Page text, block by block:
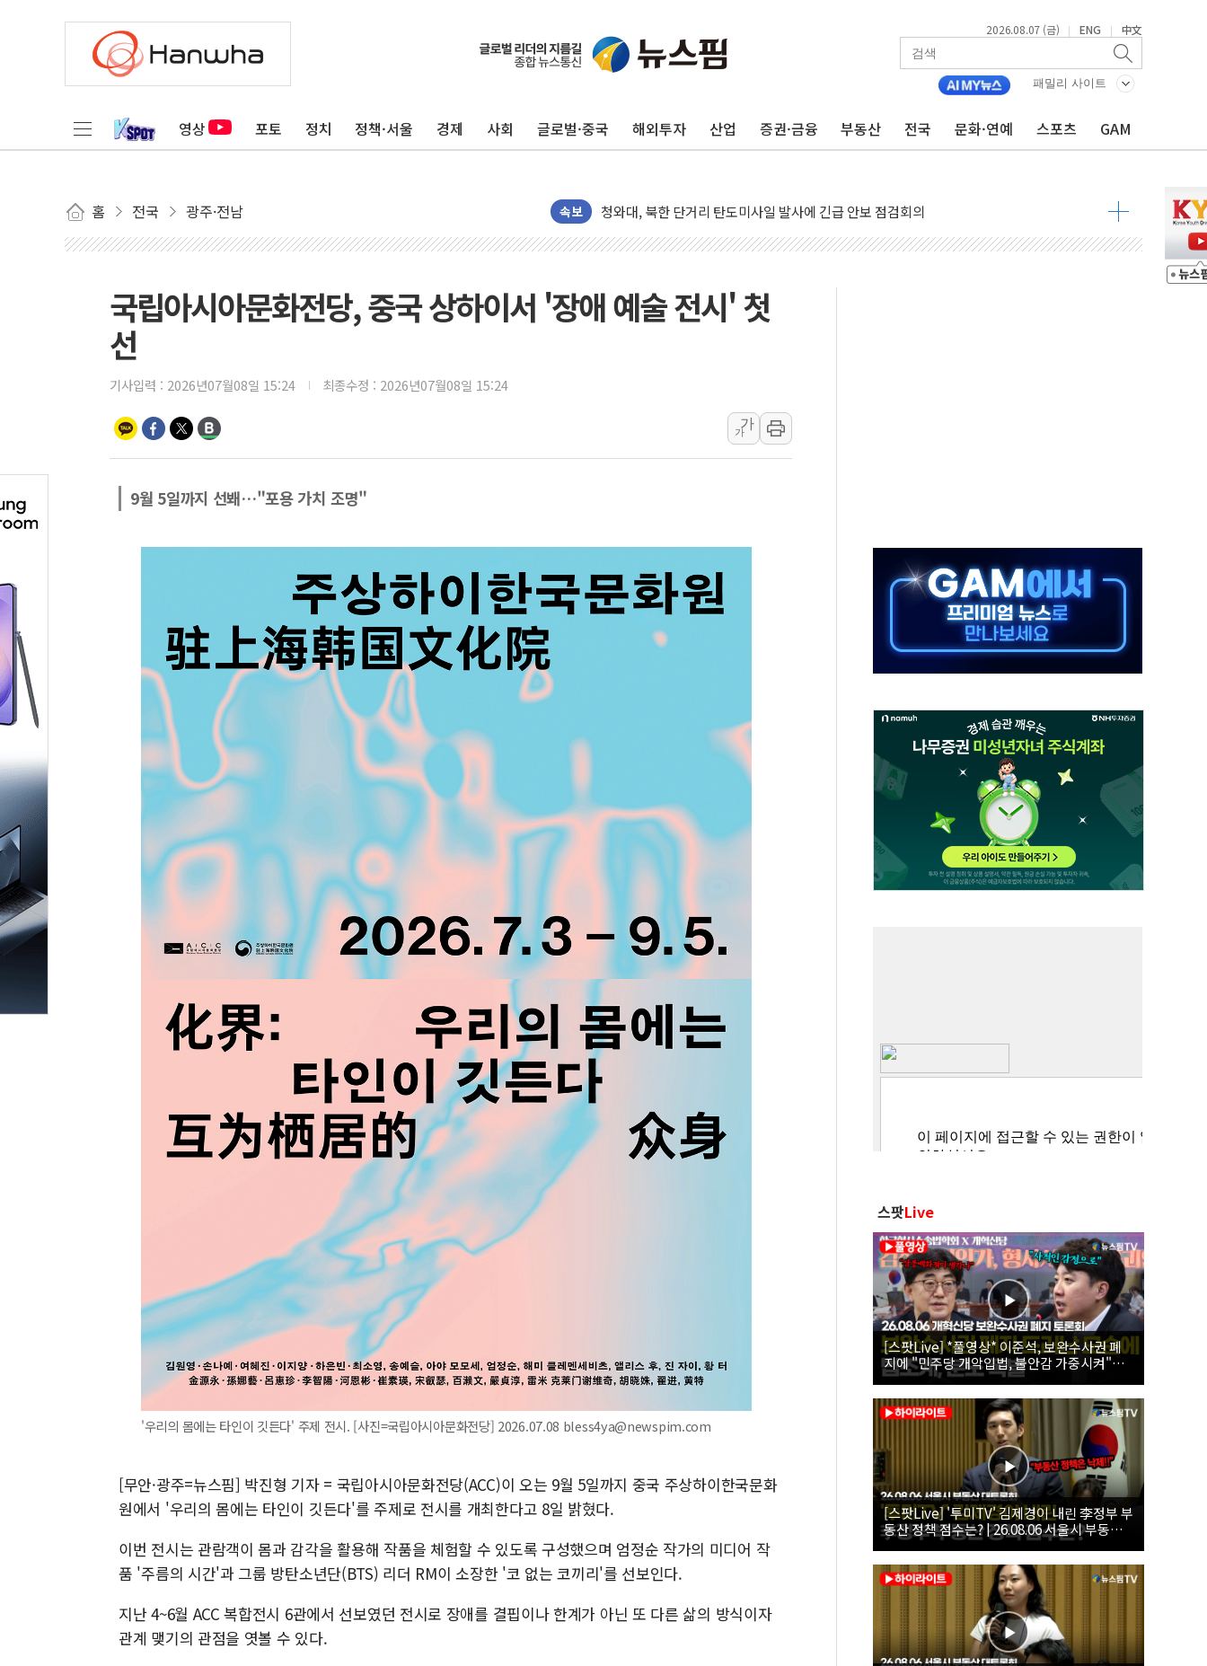
2026.08.07 (금) | ENG | 中文
패밀리 사이트
영상 포토 정치 정책·서울 경제 사회 글로벌·중국 해외투자 산업 증권·금융 부동산 전국 문화·연예 스포츠 GAM
홈 전국 광주·전남 속보
리투아니아 국방 "러, 우크라 드론으로 나토 회원국 공격 검토… 거짓 깃발 작전"
구광모, 내주 실리콘밸리서 젠슨 황 재회…로봇·AI 데이터센터·모빌리티 구체화
김정관 장관 "영업이익 N% 성과급 반대…상법·자본시장법 개정 논의"
뉴욕증시 프리뷰, 미 주가선물 AI주 차익실현 속 혼조세...웨스턴디지털·샌디스크↓
금값 7주 만에 최고…美 고용 둔화·호르무즈 재개방 기대에 강세
[인도증시] 중동 긴장 완화에 실적 호조까지, 상승...호실적 보고 기업 상승세 뚜렷
[베트남 증시] 지수 하락 속 'DGC' 임시 주총 기대감에 홀로 상한가…마진 잔액은 사상 최고
'월가의 황제' 다이먼 "금융시장 레버리지 위험수위…숨은 차입이 더 큰 변수"
[3보] 북, 원산서 동해로 단거리 탄도미사일 1발 발사… 올해 10번째·42일 만 도발
우크라 드론 전술, 중남미 콜롬비아에 새 안보 위기… 반군·마약카르텔이 습득해 전투 활용
국립아시아문화전당, 중국 상하이서 '장애 예술 전시' 첫
선
기사입력 : 2026년07월08일 15:24 최종수정 : 2026년07월08일 15:24
가
가
9월 5일까지 선봬…"포용 가치 조명"
'우리의 몸에는 타인이 깃든다' 주제 전시. [사진=국립아시아문화전당] 2026.07.08 bless4ya@newspim.com
[무안·광주=뉴스핌] 박진형 기자 = 국립아시아문화전당(ACC)이 오는 9월 5일까지 중국 주상하이한국문화
원에서 '우리의 몸에는 타인이 깃든다'를 주제로 전시를 개최한다고 8일 밝혔다.
이번 전시는 관람객이 몸과 감각을 활용해 작품을 체험할 수 있도록 구성했으며 엄정순 작가의 미디어 작
품 '주름의 시간'과 그룹 방탄소년단(BTS) 리더 RM이 소장한 '코 없는 코끼리'를 선보인다.
지난 4~6월 ACC 복합전시 6관에서 선보였던 전시로 장애를 결핍이나 한계가 아닌 또 다른 삶의 방식이자
관계 맺기의 관점을 엿볼 수 있다.
스팟Live
[스팟Live] *풀영상* 이준석, 보완수사권 폐
지에 "민주당 개악입법, 불안감 가중시켜"｜
26.08.06 개혁신당 보완수사권 폐지 토론회
[스팟Live] '투미TV' 김제경이 내린 李정부 부
동산 정책 점수는? | 26.08.06 서울시 부동산
대토론회